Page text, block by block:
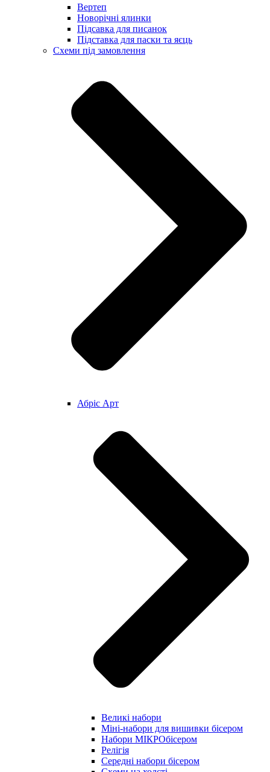
Вертеп
Новорічні ялинки
Підсавка для писанок
Підставка для паски та яєць
Схеми під замовлення
Абріс Арт
Великі набори
Міні-набори для вишивки бісером
Набори МІКРОбісером
Релігія
Середні набори бісером